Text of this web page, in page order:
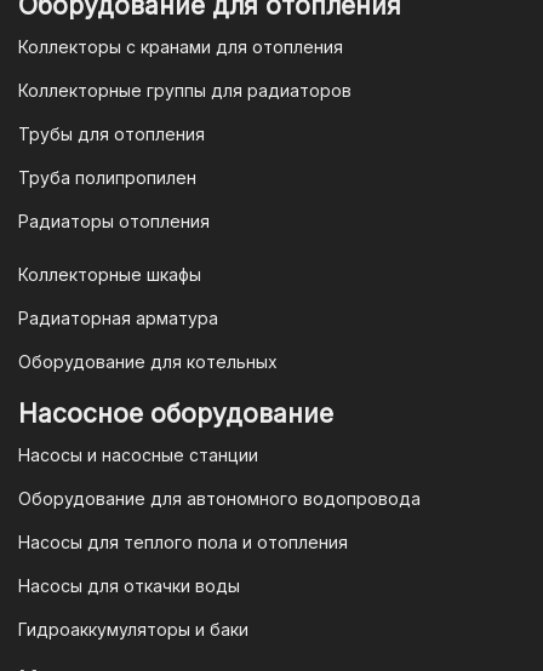
организаций и ИП необходимо
связаться с оптовым отделом
электронную почту
opt@mail.ru
Гарантия и условия гарантии
магазине "TIM-com Россия" Вы можете
быть уверены в том, что мы действуем
в рамках действующего
Законодательства Российской
Федерации и Ваши права, как
отопительной техники (котлы, газовые
Коллекторы с кранами для отопления
Коллекторные группы для радиаторов
Трубы для отопления
Труба полипропилен
Радиаторы отопления
Коллекторные шкафы
Радиаторная арматура
Оборудование для котельных
Насосное оборудование
Насосы и насосные станции
Оборудование для автономного водопровода
Насосы для теплого пола и отопления
Насосы для откачки воды
Гидроаккумуляторы и баки